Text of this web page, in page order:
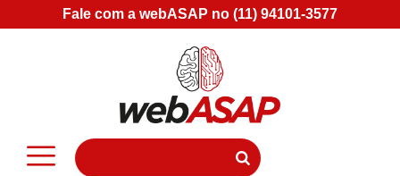
Fale com a webASAP no (11) 94101-3577